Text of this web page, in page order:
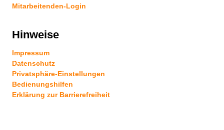
Mitarbeitenden-Login
Hinweise
Impressum
Datenschutz
Privatsphäre-Einstellungen
Bedienungshilfen
Erklärung zur Barrierefreiheit